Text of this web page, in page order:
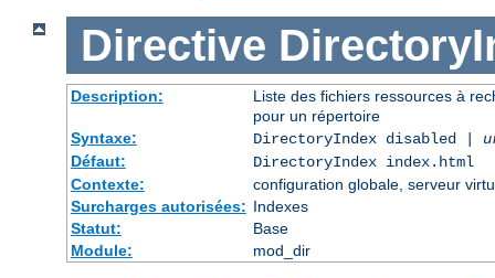
Directive
Description:
Liste des fichiers ressources à
pour un répertoire
Syntaxe:
DirectoryIndex disabled |
Défaut:
DirectoryIndex index.html
Contexte:
configuration globale, serveur
Surcharges autorisées: Indexes
Statut:
Base
Module:
mod_dir